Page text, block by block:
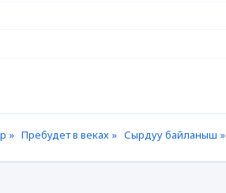
» Пребудет в веках » Сырдуу байланыш »